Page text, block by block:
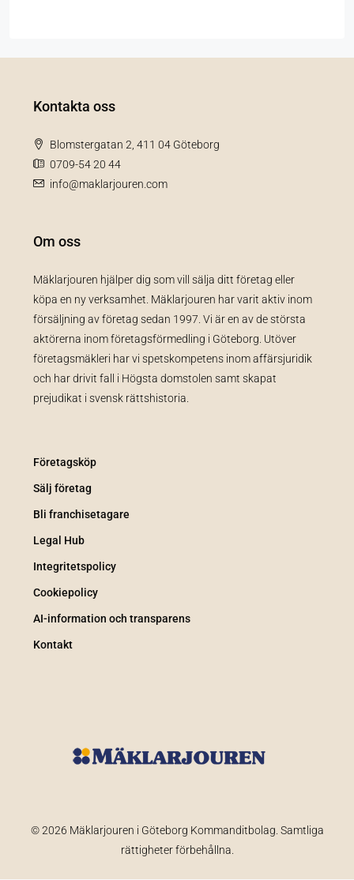
Kontakta oss
Blomstergatan 2, 411 04 Göteborg
0709-54 20 44
info@maklarjouren.com
Om oss
Mäklarjouren hjälper dig som vill sälja ditt företag eller
köpa en ny verksamhet. Mäklarjouren har varit aktiv inom
försäljning av företag sedan 1997. Vi är en av de största
aktörerna inom företagsförmedling i Göteborg. Utöver
företagsmäkleri har vi spetskompetens inom affärsjuridik
och har drivit fall i Högsta domstolen samt skapat
prejudikat i svensk rättshistoria.
Företagsköp
Sälj företag
Bli franchisetagare
Legal Hub
Integritetspolicy
Cookiepolicy
AI-information och transparens
Kontakt
© 2026 Mäklarjouren i Göteborg Kommanditbolag. Samtliga
rättigheter förbehållna.